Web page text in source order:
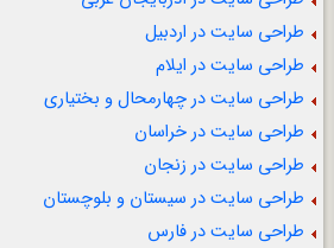
طراحی سایت در اردبیل
طراحی سایت در ایلام
طراحی سایت در چهارمحال و بختیاری
طراحی سایت در خراسان
طراحی سایت در زنجان
طراحی سایت در سیستان و بلوچستان
طراحی سایت در فارس